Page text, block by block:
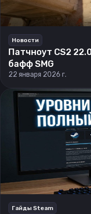
Новости
Патчноут CS2
бафф SMG
22 января 2026 г.
Гайды Steam